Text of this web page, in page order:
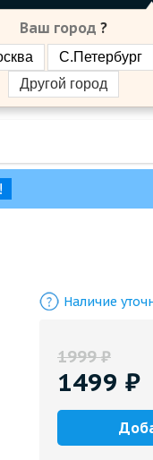
Ваш город ?
С.Петербург
Другой город
Наличие
1999₽
1499 ₽